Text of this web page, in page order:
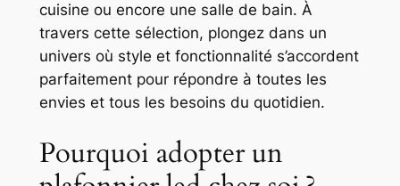
cuisine ou encore une salle de bain. À
travers cette sélection, plongez dans un
univers où style et fonctionnalité s’accordent
parfaitement pour répondre à toutes les
envies et tous les besoins du quotidien.
Pourquoi adopter un